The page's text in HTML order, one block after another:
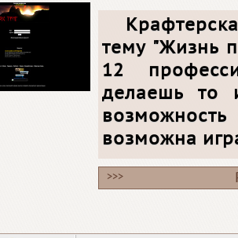
тему "Жизнь
12
делаешь то
возможна
>>>